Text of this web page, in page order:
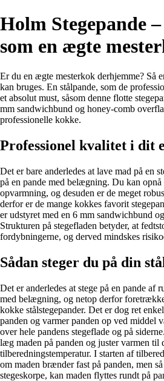
Holm Stegepande
som en ægte
Er du en ægte mesterkok derhjemme? Så
kan bruges. En stålpande, som de
et absolut must, såsom denne flotte
mm sandwichbund og honey-comb
professionelle kokke.
Professionel kvalitet i dit
Det er bare anderledes at lave mad på en
på en pande med belægning. Du kan
opvarmning, og desuden er de meget
derfor er de mange kokkes favorit
er udstyret med en 6 mm sandwichbund
Strukturen på stegefladen betyder, at
fordybningerne, og derved mindskes
Sådan steger du på din
Det er anderledes at stege på en pande af
med belægning, og netop derfor
kokke stålstegepander. Det er dog ret
panden og varmer panden op ved middel
over hele pandens stegeflade og på
læg maden på panden og juster varmen til
tilberedningstemperatur. I starten af
om maden brænder fast på panden, men
stegeskorpe, kan maden flyttes rundt på